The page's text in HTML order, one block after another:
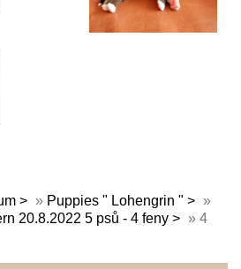
» Puppies " Lohengrin "
»
20.8.2022 5 psů - 4 feny
» 4